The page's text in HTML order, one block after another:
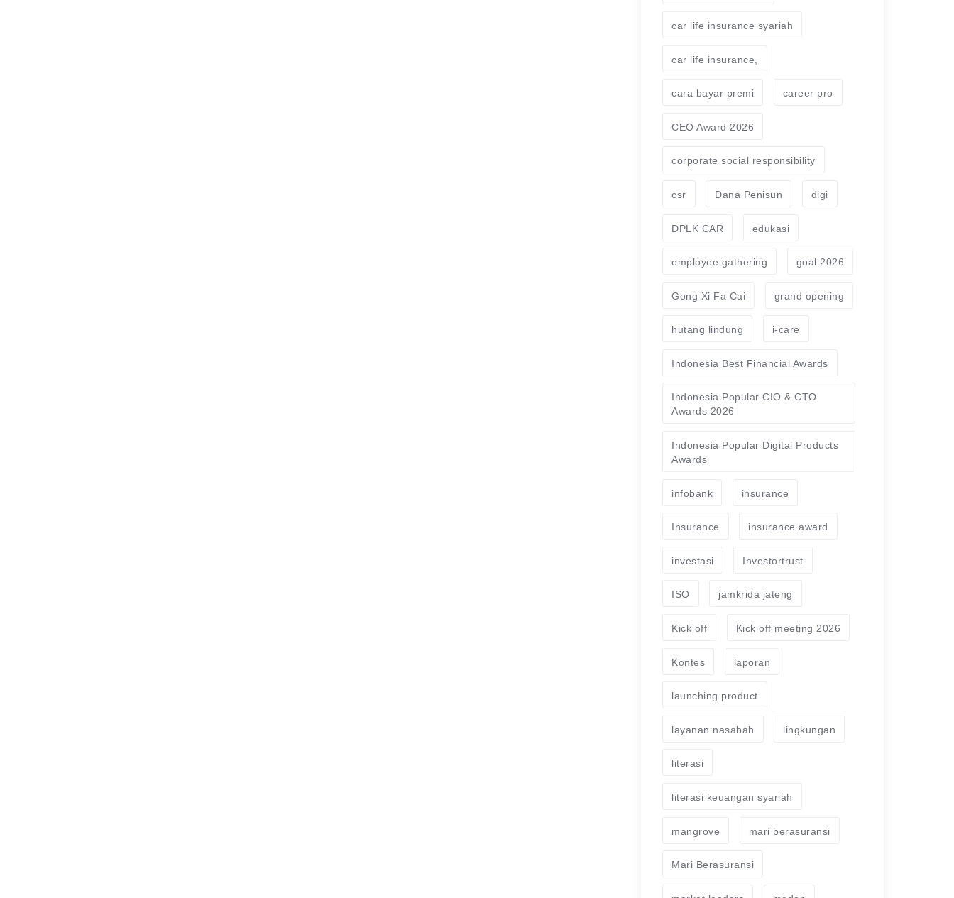
car life insurance syariah
car life insurance,
cara bayar premi career pro
CEO Award 2026
corporate social responsibility
csr Dana Penisun digi
DPLK CAR edukasi
employee gathering goal 2026
Gong Xi Fa Cai grand opening
hutang lindung i-care
Indonesia Best Financial Awards
Indonesia Popular CIO & CTO
Awards 2026
Indonesia Popular Digital Products
Awards
infobank insurance
Insurance insurance award
investasi Investortrust
ISO jamkrida jateng
Kick off Kick off meeting 2026
Kontes laporan
launching product
layanan nasabah lingkungan
literasi
literasi keuangan syariah
mangrove mari berasuransi
Mari Berasuransi